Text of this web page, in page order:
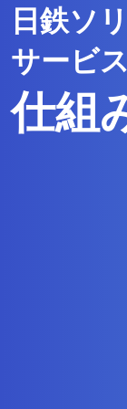
日鉄ソ
サービ
仕組